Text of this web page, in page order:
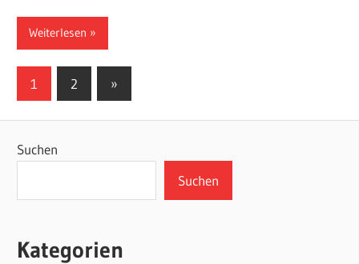
Weiterlesen
Seitennummerierung
Beiträge
1 2
Nächste
Beiträge
»
Suchen
Suchen
Kategorien